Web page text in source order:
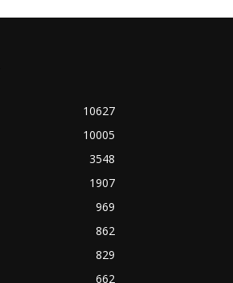
10627
10005
3548
1907
969
862
829
662